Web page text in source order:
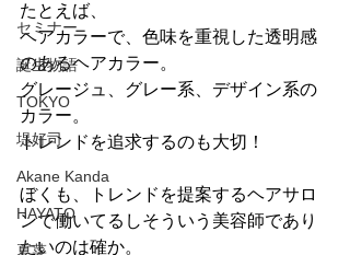
セミナー
誕生物語
TOKYO
堤好司
Akane Kanda
HAYATO
夏菜
たとえば、
ヘアカラーで、色味を重視した透明感
のあるヘアカラー。
グレージュ、グレー系、デザイン系の
カラー。
トレンドを追求するのも大切！
ぼくも、トレンドを提案するヘアサロ
ンで働いてるしそういう美容師であり
たいのは確か。